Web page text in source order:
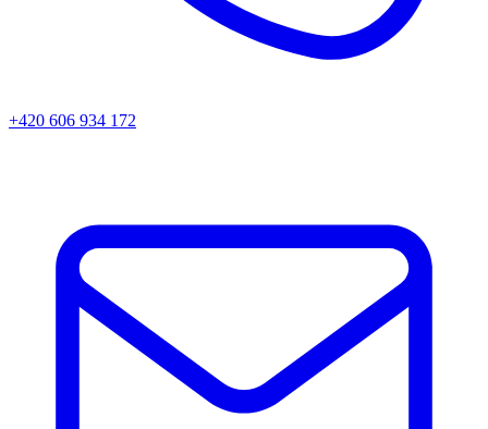
+420 606 934 172